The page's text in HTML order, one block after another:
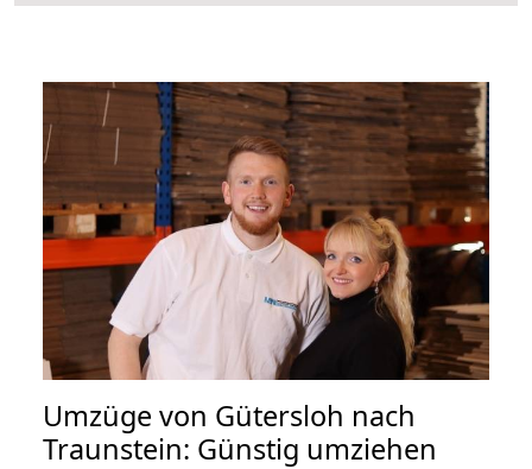
Umzüge von Gütersloh nach
Traunstein: Günstig umziehen